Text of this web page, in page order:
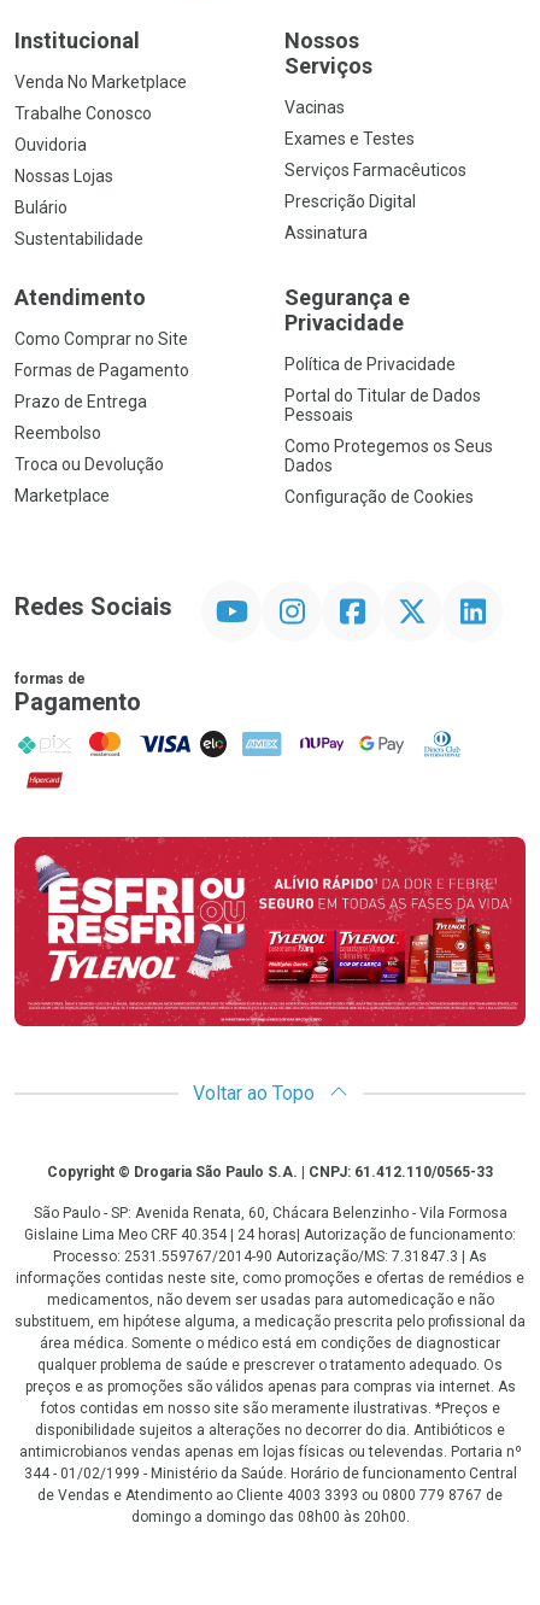
Institucional
Venda No Marketplace
Trabalhe Conosco
Ouvidoria
Nossas Lojas
Bulário
Sustentabilidade
Nossos
Serviços
Vacinas
Exames e Testes
Serviços Farmacêuticos
Prescrição Digital
Assinatura
Atendimento
Como Comprar no Site
Formas de Pagamento
Prazo de Entrega
Reembolso
Troca ou Devolução
Marketplace
Segurança e
Privacidade
Política de Privacidade
Portal do Titular de Dados
Pessoais
Como Protegemos os Seus
Dados
Configuração de Cookies
Redes Sociais InstagramFacebookTwitter Linkedin
formas de
Pagamento
PIX MasterCard
VISA ELO AMEX NuPay Google PayDiners Club
Hipercard
Promoção em Destaque
Voltar ao Topo
CopyrightCopyright © Drogaria São Paulo S.A. | CNPJ: 61.412.110/0565-33
São Paulo - SP: Avenida Renata, 60, Chácara Belenzinho - Vila Formosa
Gislaine Lima Meo CRF 40.354 | 24 horas| Autorização de funcionamento:
Processo: 2531.559767/2014-90 Autorização/MS: 7.31847.3 | As
informações contidas neste site, como promoções e ofertas de remédios e
medicamentos, não devem ser usadas para automedicação e não
substituem, em hipótese alguma, a medicação prescrita pelo profissional da
área médica. Somente o médico está em condições de diagnosticar
qualquer problema de saúde e prescrever o tratamento adequado. Os
preços e as promoções são válidos apenas para compras via internet. As
fotos contidas em nosso site são meramente ilustrativas. *Preços e
disponibilidade sujeitos a alterações no decorrer do dia. Antibióticos e
antimicrobianos vendas apenas em lojas físicas ou televendas. Portaria nº
344 - 01/02/1999 - Ministério da Saúde. Horário de funcionamento Central
de Vendas e Atendimento ao Cliente 4003 3393 ou 0800 779 8767 de
domingo a domingo das 08h00 às 20h00.